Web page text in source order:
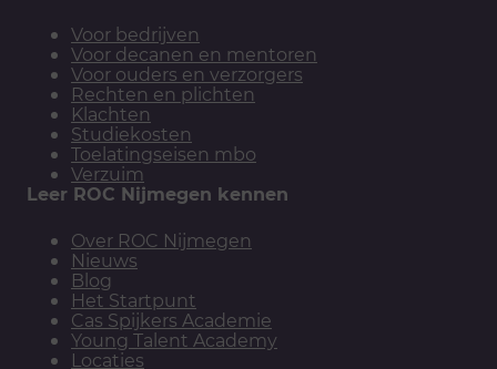
Voor bedrijven
Voor decanen en mentoren
Voor ouders en verzorgers
Rechten en plichten
Klachten
Studiekosten
Toelatingseisen mbo
Verzuim
Leer ROC Nijmegen kennen
Over ROC Nijmegen
Nieuws
Blog
Het Startpunt
Cas Spijkers Academie
Young Talent Academy
Locaties